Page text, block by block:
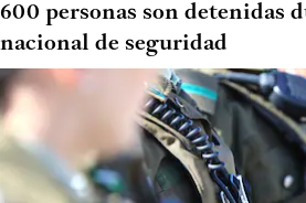
600 personas son detenidas
nacional de seguridad